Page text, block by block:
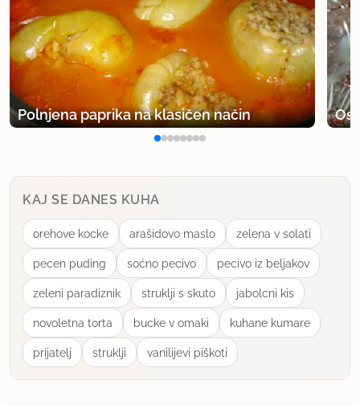
Polnjena paprika na klasičen način
KAJ SE DANES KUHA
orehove kocke arašidovo maslo zelena v solati
pecen puding soćno pecivo pecivo iz beljakov
zeleni paradiznik struklji s skuto jabolcni kis
novoletna torta bucke v omaki kuhane kumare
prijatelj struklji vanilijevi piškoti